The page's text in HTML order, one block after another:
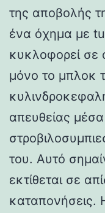
της αποβολής
ένα όχημα με
κυκλοφορεί σε
μόνο το μπλοκ
απευθείας
του. Αυτό
εκτίθεται σε
καταπονήσεις.